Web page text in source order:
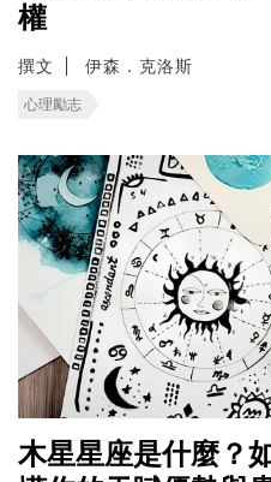
權
撰文 伊森．克洛斯
心理勵志
木星星座是什麼？